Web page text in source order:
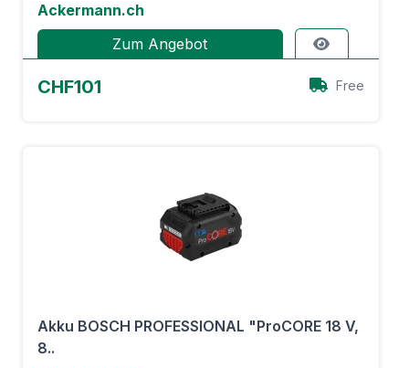
Ackermann.ch
Zum Angebot
CHF101 Free
Akku BOSCH PROFESSIONAL "ProCORE 18 V,
8..